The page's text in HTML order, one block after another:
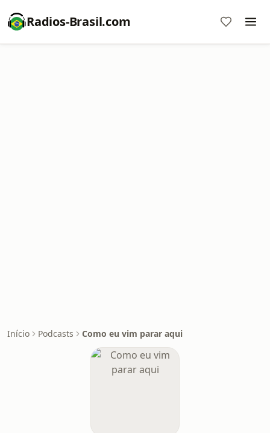
Radios-Brasil.com
Início Podcasts Como eu vim parar aqui